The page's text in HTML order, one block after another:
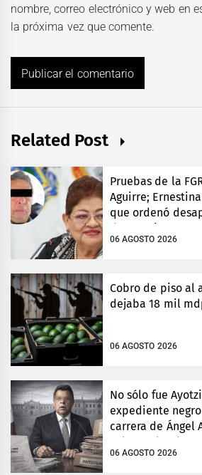
nombre, correo electrónico y web en
la próxima vez que comente.
Related Post
Pruebas de la
Aguirre;
que ordenó
de Ayotzinapa
06 AGOSTO 2026
Cobro de piso al
dejaba 18 mil
06 AGOSTO 2026
No sólo fue
expediente
carrera de Ángel
gobernador de
06 AGOSTO 2026